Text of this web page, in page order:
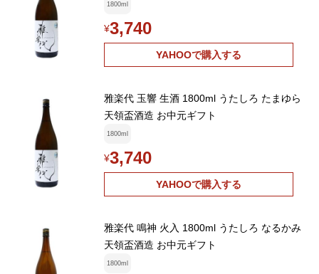
1800ml
¥3,740
YAHOOで購入する
雅楽代 玉響 生酒 1800ml うたしろ たまゆら
天領盃酒造 お中元ギフト
1800ml
¥3,740
YAHOOで購入する
雅楽代 鳴神 火入 1800ml うたしろ なるかみ
天領盃酒造 お中元ギフト
1800ml